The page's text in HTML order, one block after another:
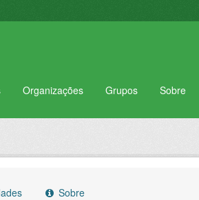
Organizações Grupos Sobre
Sobre